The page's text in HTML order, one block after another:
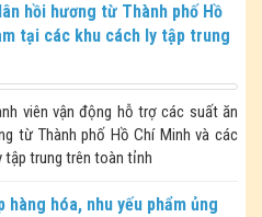
hồi hương từ Thành phố Hồ
tại các khu cách ly tập trung
viên vận động hỗ trợ các suất ăn
từ Thành phố Hồ Chí Minh và các
tập trung trên toàn tỉnh
hàng hóa, nhu yếu phẩm ủng